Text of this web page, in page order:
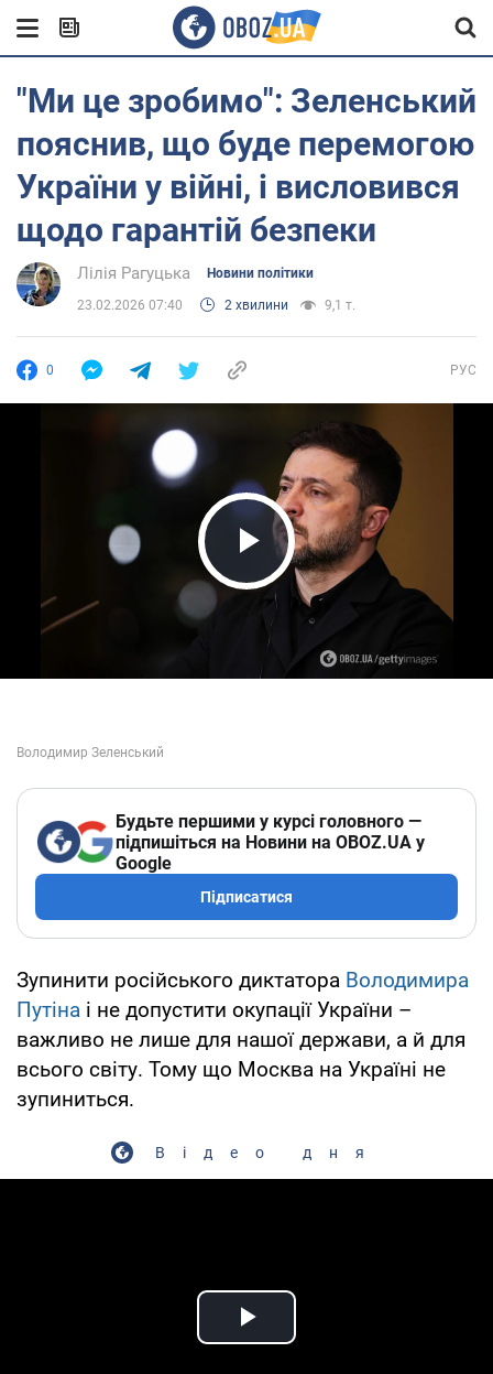
"Ми це зробимо": Зеленський
пояснив, що буде перемогою
України у війні, і висловився
щодо гарантій безпеки
Лілія Рагуцька Новини політики
23.02.2026 07:40 2 хвилини 9,1 т.
0 РУС
Play Video
Будьте першими у курсі головного —
підпишіться на Новини на OBOZ.UA у
Google
Підписатися
Зупинити російського диктатора Володимира
Путіна і не допустити окупації України –
важливо не лише для нашої держави, а й для
всього світу. Тому що Москва на Україні не
зупиниться.
Відео дня
Play Video